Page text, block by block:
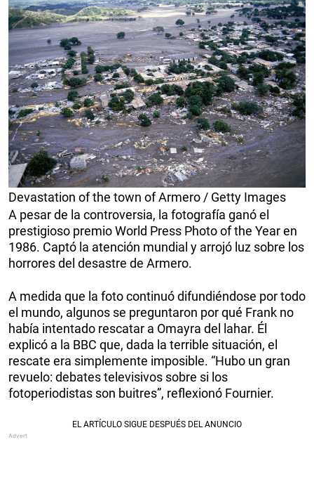
Devastation of the town of Armero / Getty Images
A pesar de la controversia, la fotografía ganó el
prestigioso premio World Press Photo of the Year en
1986. Captó la atención mundial y arrojó luz sobre los
horrores del desastre de Armero.
A medida que la foto continuó difundiéndose por todo
el mundo, algunos se preguntaron por qué Frank no
había intentado rescatar a Omayra del lahar. Él
explicó a la BBC que, dada la terrible situación, el
rescate era simplemente imposible. “Hubo un gran
revuelo: debates televisivos sobre si los
fotoperiodistas son buitres”, reflexionó Fournier.